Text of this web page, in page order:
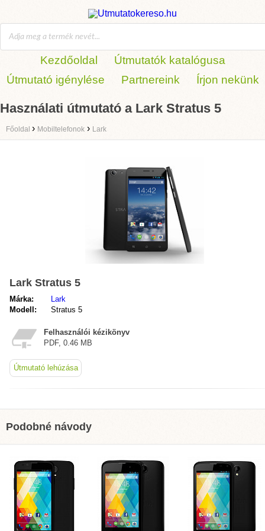
Kezdőoldal
Útmutatók katalógusa
Útmutató igénylése
Partnereink Írjon nekünk
Használati útmutató a Lark Stratus 5
Főoldal › Mobiltelefonok › Lark
Lark Stratus 5
Márka:
Lark
Modell:
Stratus 5
Felhasználói kézikönyv
PDF, 0.46 MB
Útmutató lehúzása
Podobné návody